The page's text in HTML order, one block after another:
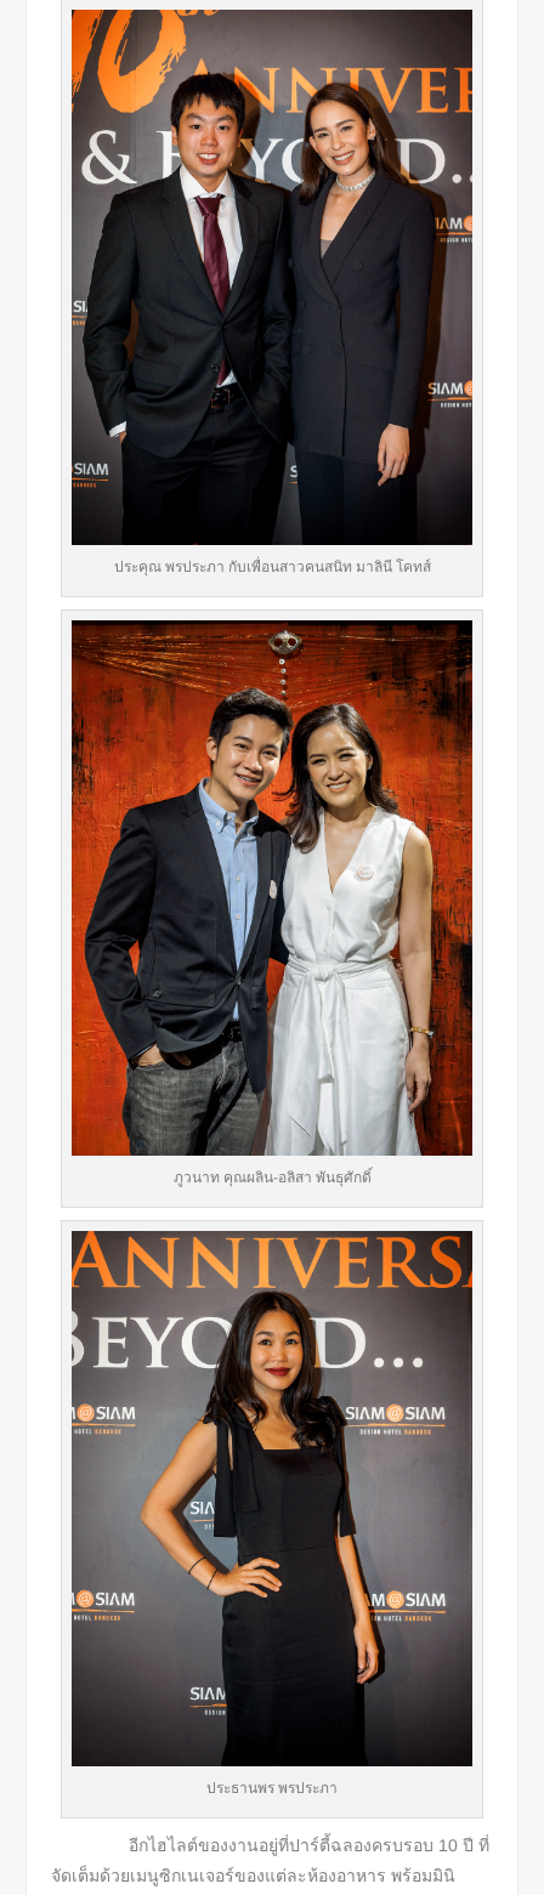
ประคุณ พรประภา กับเพื่อนสาวคนสนิท มาลินี โคทส์
ภูวนาท คุณผลิน-อลิสา พันธุศักดิ์
ประธานพร พรประภา
อีกไฮไลต์ของงานอยู่ที่ปาร์ตี้ฉลองครบรอบ 10 ปี ที่
จัดเต็มด้วยเมนูซิกเนเจอร์ของแต่ละห้องอาหาร พร้อมมินิ